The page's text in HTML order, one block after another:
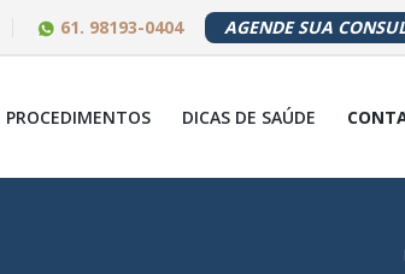
61. 98193-0404 AGENDE SUA
PROCEDIMENTOS DICAS DE SAÚDE